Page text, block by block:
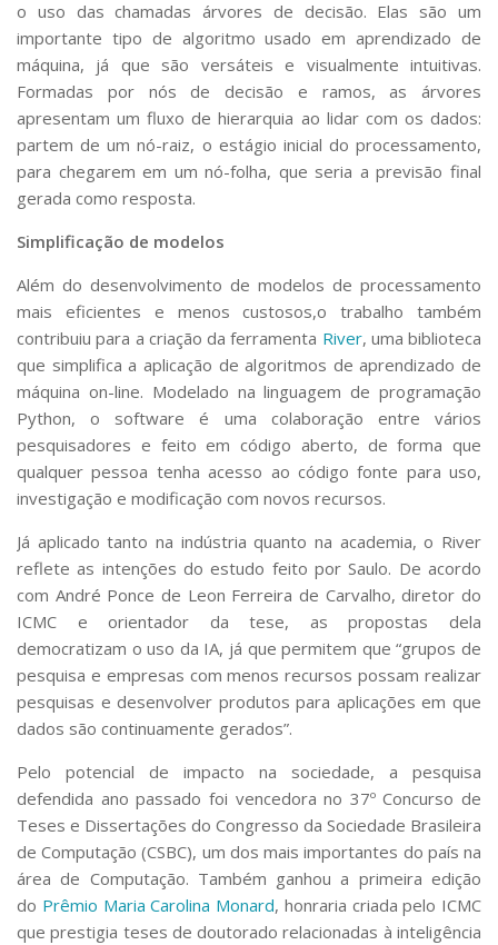
o uso das chamadas árvores de decisão. Elas são um
importante tipo de algoritmo usado em aprendizado de
máquina, já que são versáteis e visualmente intuitivas.
Formadas por nós de decisão e ramos, as árvores
apresentam um fluxo de hierarquia ao lidar com os dados:
partem de um nó-raiz, o estágio inicial do processamento,
para chegarem em um nó-folha, que seria a previsão final
gerada como resposta.
Simplificação de modelos
Além do desenvolvimento de modelos de processamento
mais eficientes e menos custosos,o trabalho também
contribuiu para a criação da ferramenta River, uma biblioteca
que simplifica a aplicação de algoritmos de aprendizado de
máquina on-line. Modelado na linguagem de programação
Python, o software é uma colaboração entre vários
pesquisadores e feito em código aberto, de forma que
qualquer pessoa tenha acesso ao código fonte para uso,
investigação e modificação com novos recursos.
Já aplicado tanto na indústria quanto na academia, o River
reflete as intenções do estudo feito por Saulo. De acordo
com André Ponce de Leon Ferreira de Carvalho, diretor do
ICMC e orientador da tese, as propostas dela
democratizam o uso da IA, já que permitem que “grupos de
pesquisa e empresas com menos recursos possam realizar
pesquisas e desenvolver produtos para aplicações em que
dados são continuamente gerados”.
Pelo potencial de impacto na sociedade, a pesquisa
defendida ano passado foi vencedora no 37º Concurso de
Teses e Dissertações do Congresso da Sociedade Brasileira
de Computação (CSBC), um dos mais importantes do país na
área de Computação. Também ganhou a primeira edição
do Prêmio Maria Carolina Monard, honraria criada pelo ICMC
que prestigia teses de doutorado relacionadas à inteligência